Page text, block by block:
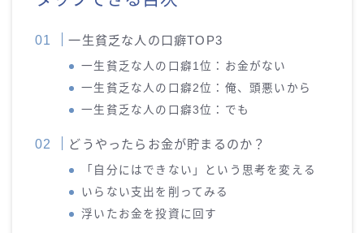
一生貧乏な人の口癖TOP3
一生貧乏な人の口癖1位：お金がない
一生貧乏な人の口癖2位：俺、頭悪いから
一生貧乏な人の口癖3位：でも
どうやったらお金が貯まるのか？
「自分にはできない」という思考を変える
いらない支出を削ってみる
浮いたお金を投資に回す